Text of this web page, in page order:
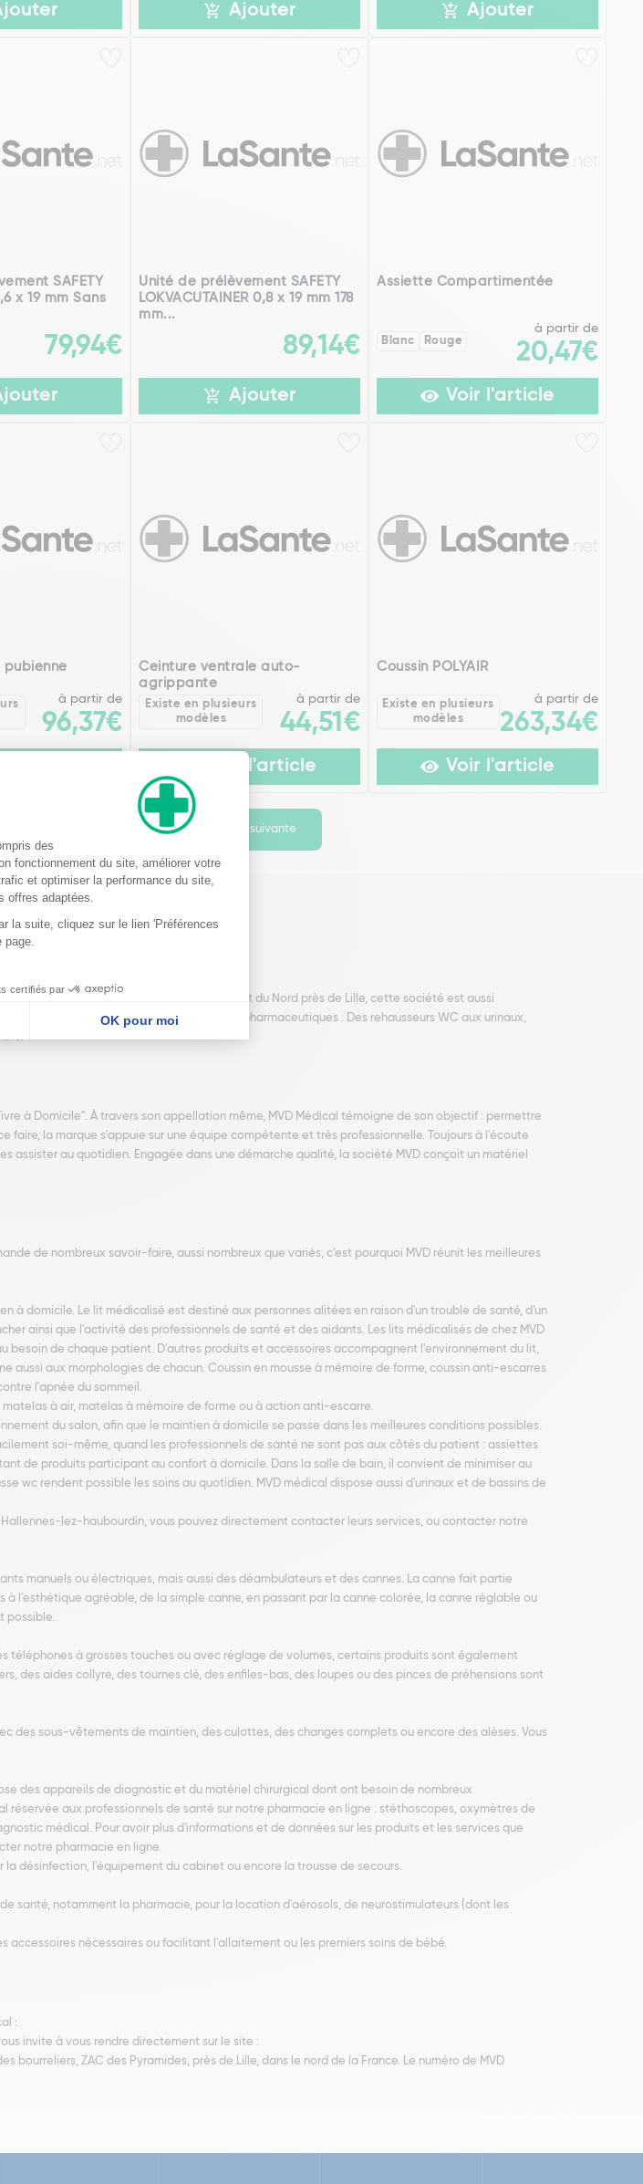
Ajouter Ajouter
SAFETY
x 19 mm Sans
79,94€
Unité de prélèvement SAFETY
LOKVACUTAINER 0,8 x 19 mm 178
mm...
89,14€
Ajouter
Assiette Compartimentée
Blanc Rouge
à partir de
20,47€
Voir l'article
pubienne
à partir de
96,37€
Ceinture ventrale auto-
agrippante
Existe en plusieurs
modèles
à partir de
44,51€
Voir l'article
Coussin POLYAIR
Existe en plusieurs
modèles
à partir de
263,34€
Voir l'article
8 Page suivante
Lez-Haubourdin dans le département du Nord près de Lille, cette société est aussi
à domicile à la vente d'accessoires pharmaceutiques . Des rehausseurs WC aux urinaux,
à Domicile". À travers son appellation même, MVD Médical témoigne de son objectif : permettre
la marque s'appuie sur une équipe compétente et très professionnelle. Toujours à l'écoute
au quotidien. Engagée dans une démarche qualité, la société MVD conçoit un matériel
de nombreux savoir-faire, aussi nombreux que variés, c'est pourquoi MVD réunit les meilleures
à domicile. Le lit médicalisé est destiné aux personnes alitées en raison d'un trouble de santé, d'un
ainsi que l'activité des professionnels de santé et des aidants. Les lits médicalisés de chez MVD
de chaque patient. D'autres produits et accessoires accompagnent l'environnement du lit,
aux morphologies de chacun. Coussin en mousse à mémoire de forme, coussin anti-escarres
l'apnée du sommeil.
à air, matelas à mémoire de forme ou à action anti-escarre.
du salon, afin que le maintien à domicile se passe dans les meilleures conditions possibles.
soi-même, quand les professionnels de santé ne sont pas aux côtés du patient : assiettes
de produits participant au confort à domicile. Dans la salle de bain, il convient de minimiser au
wc rendent possible les soins au quotidien. MVD médical dispose aussi d'urinaux et de bassins de
lez-haubourdin, vous pouvez directement contacter leurs services, ou contacter notre
manuels ou électriques, mais aussi des déambulateurs et des cannes. La canne fait partie
l'esthétique agréable, de la simple canne, en passant par la canne colorée, la canne réglable ou
possible.
à grosses touches ou avec réglage de volumes, certains produits sont également
des aides collyre, des tournes clé, des enfiles-bas, des loupes ou des pinces de préhensions sont
des sous-vêtements de maintien, des culottes, des changes complets ou encore des alèses. Vous
des appareils de diagnostic et du matériel chirurgical dont ont besoin de nombreux
aux professionnels de santé sur notre pharmacie en ligne : stéthoscopes, oxymètres de
médical. Pour avoir plus d'informations et de données sur les produits et les services que
notre pharmacie en ligne.
désinfection, l'équipement du cabinet ou encore la trousse de secours.
santé, notamment la pharmacie, pour la location d'aérosols, de neurostimulateurs (dont les
nécessaires ou facilitant l'allaitement ou les premiers soins de bébé.
:
invite à vous rendre directement sur le site :
ZAC des Pyramides, près de Lille, dans le nord de la France. Le numéro de MVD